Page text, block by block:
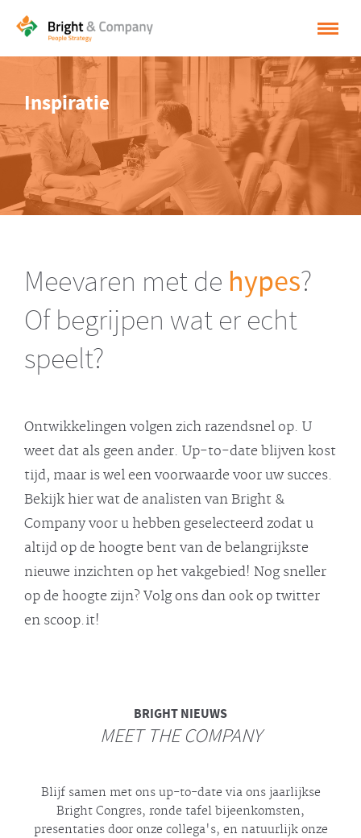
OPLOSSINGEN
CASES
INSPIRATIE
OVER BRIGHT & COMPANY
NEDERLANDS
ENGLISH
Inspiratie
Meevaren met de hypes?
Of begrijpen wat er echt
speelt?
Ontwikkelingen volgen zich razendsnel op. U
weet dat als geen ander. Up-to-date blijven kost
tijd, maar is wel een voorwaarde voor uw succes.
Bekijk hier wat de analisten van Bright &
Company voor u hebben geselecteerd zodat u
altijd op de hoogte bent van de belangrijkste
nieuwe inzichten op het vakgebied! Nog sneller
op de hoogte zijn? Volg ons dan ook op twitter
en scoop.it!
BRIGHTNIEUWS
MEET THE COMPANY
Blijf samen met ons up-to-date via ons jaarlijkse
Bright Congres, ronde tafel bijeenkomsten,
presentaties door onze collega's, en natuurlijk onze